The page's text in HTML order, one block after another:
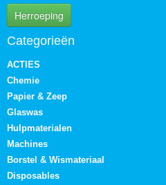
Herroeping
Categorieën
ACTIES
Chemie
Papier & Zeep
Glaswas
Hulpmaterialen
Machines
Borstel & Wismateriaal
Disposables